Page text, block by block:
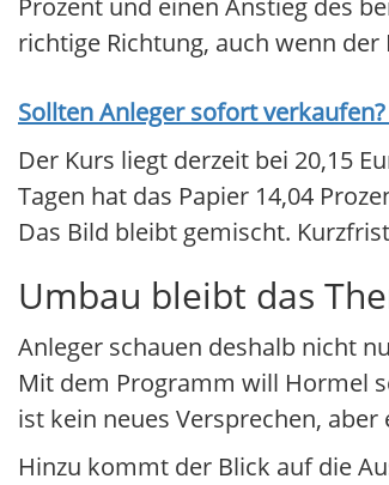
Prozent und einen Anstieg des
richtige Richtung, auch wenn
Sollten Anleger sofort
Der Kurs liegt derzeit bei 20,15
Tagen hat das Papier 14,04
Das Bild bleibt gemischt.
Umbau bleibt das
Anleger schauen deshalb nicht
Mit dem Programm will Hormel
ist kein neues Versprechen,
Hinzu kommt der Blick auf die